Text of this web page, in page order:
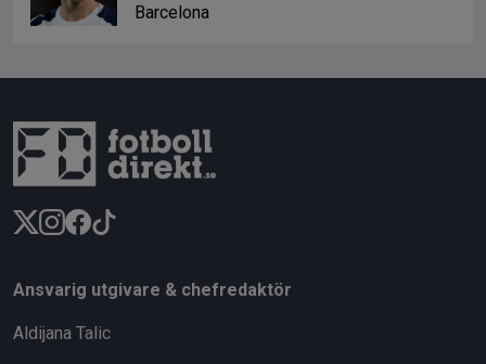
Barcelona
Ansvarig utgivare & chefredaktör
Aldijana Talic